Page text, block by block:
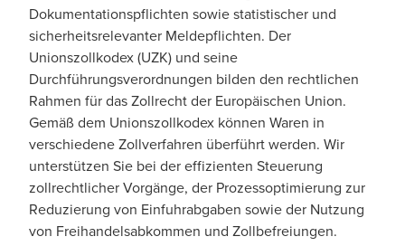
Dokumentationspflichten sowie statistischer und
sicherheitsrelevanter Meldepflichten. Der
Unionszollkodex (UZK) und seine
Durchführungsverordnungen bilden den rechtlichen
Rahmen für das Zollrecht der Europäischen Union.
Gemäß dem Unionszollkodex können Waren in
verschiedene Zollverfahren überführt werden. Wir
unterstützen Sie bei der effizienten Steuerung
zollrechtlicher Vorgänge, der Prozessoptimierung zur
Reduzierung von Einfuhrabgaben sowie der Nutzung
von Freihandelsabkommen und Zollbefreiungen.